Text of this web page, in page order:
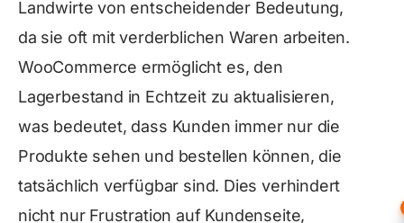
Landwirte von entscheidender Bedeutung,
da sie oft mit verderblichen Waren arbeiten.
WooCommerce ermöglicht es, den
Lagerbestand in Echtzeit zu aktualisieren,
was bedeutet, dass Kunden immer nur die
Produkte sehen und bestellen können, die
tatsächlich verfügbar sind. Dies verhindert
nicht nur Frustration auf Kundenseite,